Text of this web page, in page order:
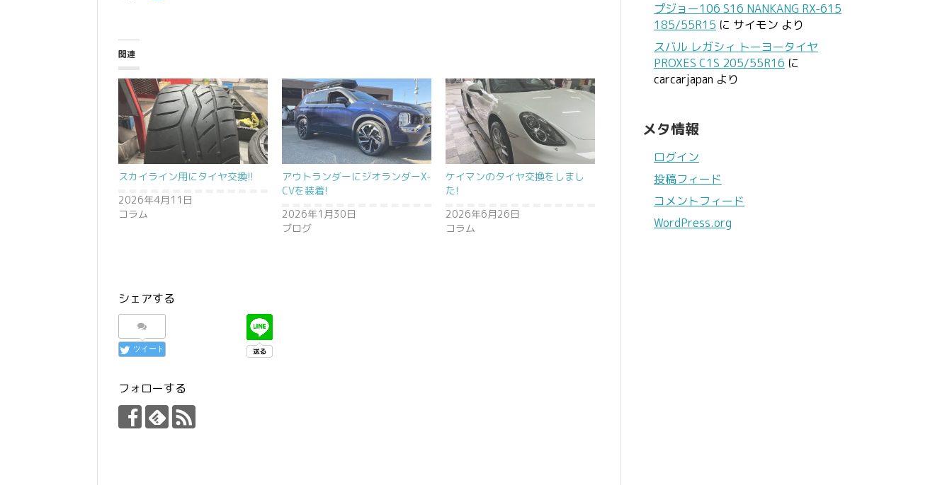
関連
スカイライン用にタイヤ交換!!
2026年4月11日
コラム
アウトランダーにジオランダーX-
CVを装着!
2026年1月30日
ブログ
ケイマンのタイヤ交換をしまし
た!
2026年6月26日
コラム
シェアする
ツイート
フォローする
プジョー106 S16 NANKANG RX-615
185/55R15 に サイモン より
スバル レガシィ トーヨータイヤ
PROXES C1S 205/55R16 に
carcarjapan より
メタ情報
ログイン
投稿フィード
コメントフィード
WordPress.org